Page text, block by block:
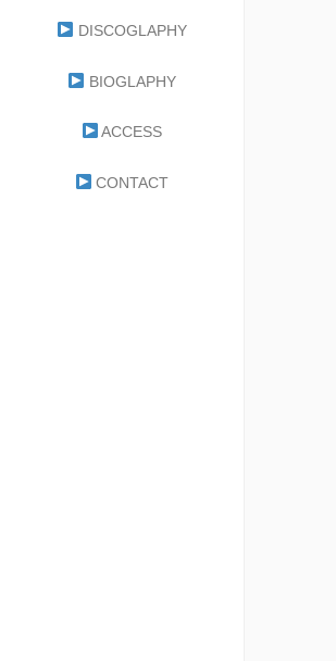
DISCOGLAPHY
BIOGLAPHY
ACCESS
CONTACT